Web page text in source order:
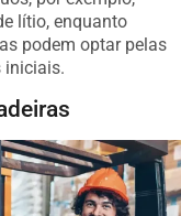
lítio, enquanto
podem optar pelas
iniciais.